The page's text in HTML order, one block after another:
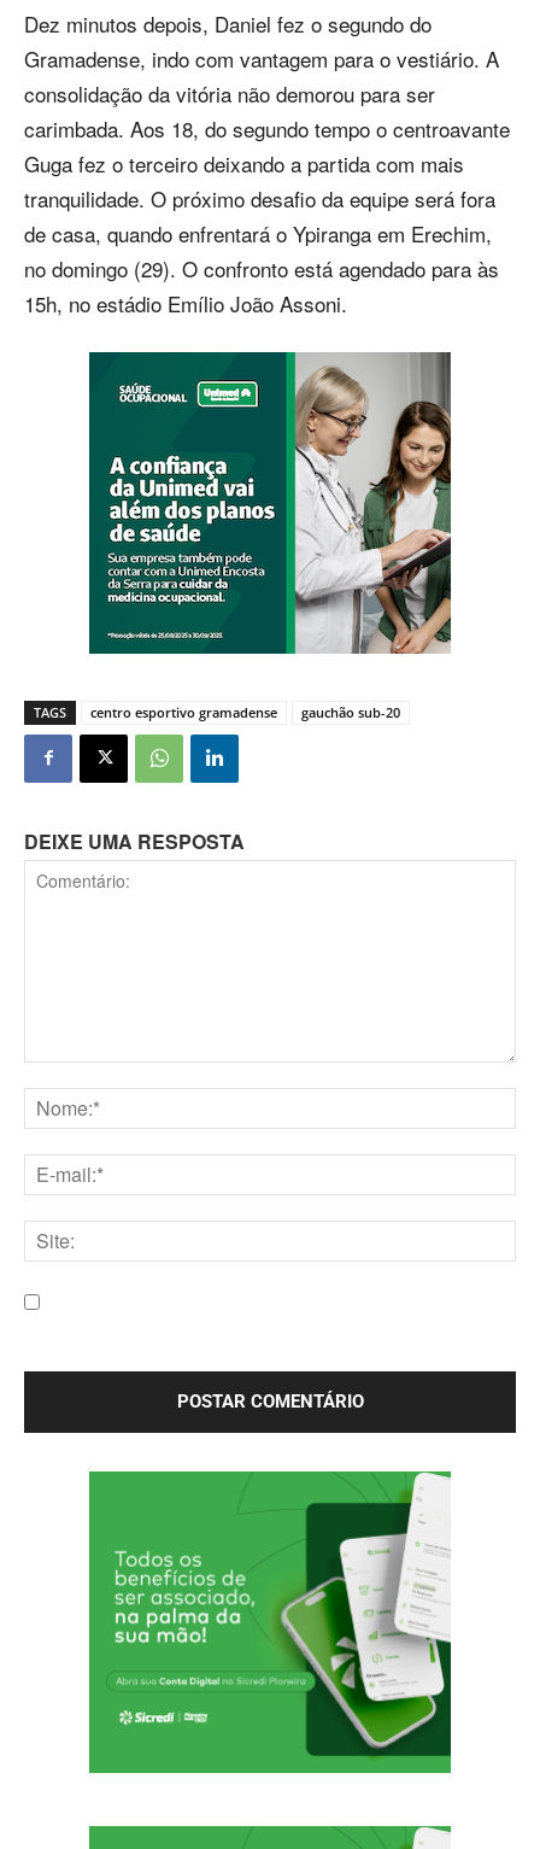
Dez minutos depois, Daniel fez o segundo do
Gramadense, indo com vantagem para o vestiário. A
consolidação da vitória não demorou para ser
carimbada. Aos 18, do segundo tempo o centroavante
Guga fez o terceiro deixando a partida com mais
tranquilidade. O próximo desafio da equipe será fora
de casa, quando enfrentará o Ypiranga em Erechim,
no domingo (29). O confronto está agendado para às
15h, no estádio Emílio João Assoni.
TAGS centro esportivo gramadense gauchão sub-20
DEIXE UMA RESPOSTA
mail:*